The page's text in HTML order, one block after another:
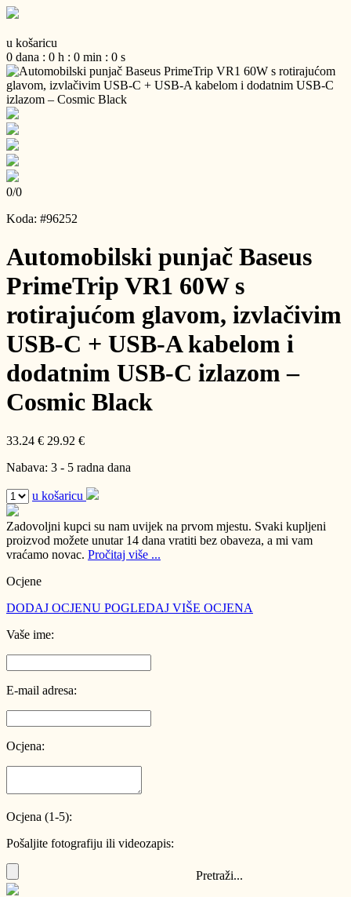
u košaricu
0 dana : 0 h : 0 min : 0 s
0/0
Koda: #96252
Automobilski punjač Baseus
PrimeTrip VR1 60W s
rotirajućom glavom, izvlačivim
USB-C + USB-A kabelom i
dodatnim USB-C izlazom –
Cosmic Black
33.24 € 29.92 €
Nabava: 3 - 5 radna dana
u košaricu
Zadovoljni kupci su nam uvijek na prvom mjestu. Svaki kupljeni
proizvod možete unutar 14 dana vratiti bez obaveza, a mi vam
vraćamo novac. Pročitaj više ...
Ocjene
DODAJ OCJENU POGLEDAJ VIŠE OCJENA
Vaše ime:
E-mail adresa:
Ocjena:
Ocjena (1-5):
Pošaljite fotografiju ili videozapis:
Pretraži...